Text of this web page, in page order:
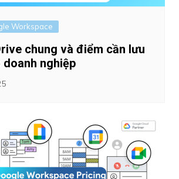
Workspace
chung và điểm cần lưu
doanh nghiệp